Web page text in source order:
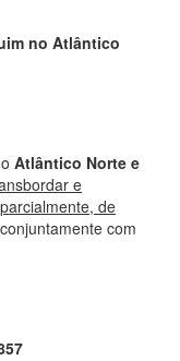
no Atlântico
Atlântico Norte e
e
de
com